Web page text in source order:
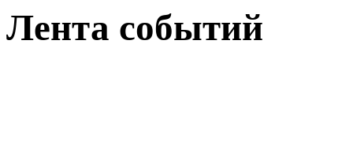
Лента событий